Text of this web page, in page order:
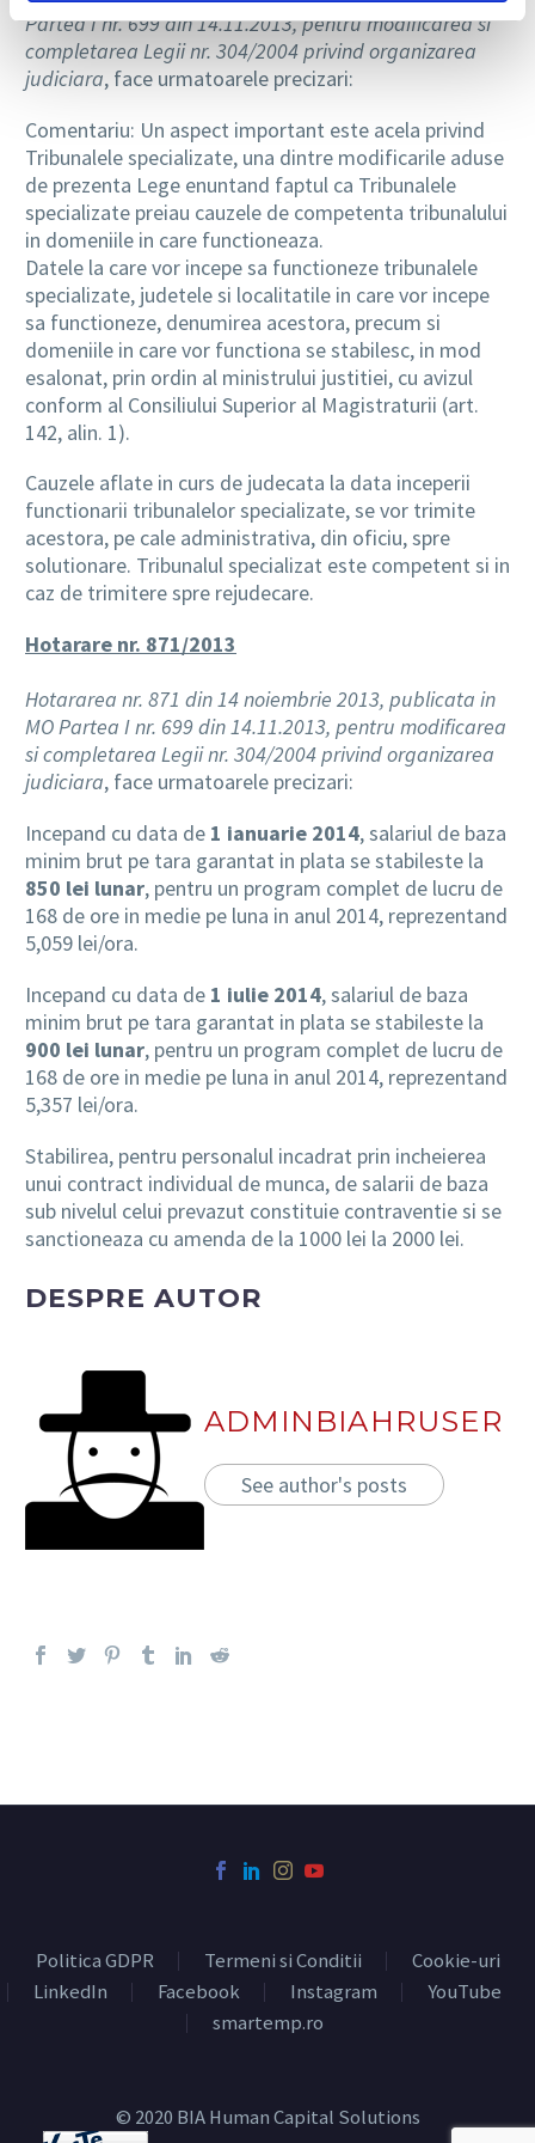
Partea I nr. 699 din 14.11.2013, pentru modificarea si
completarea Legii nr. 304/2004 privind organizarea
judiciara, face urmatoarele precizari:
Comentariu: Un aspect important este acela privind
Tribunalele specializate, una dintre modificarile aduse
de prezenta Lege enuntand faptul ca Tribunalele
specializate preiau cauzele de competenta tribunalului
in domeniile in care functioneaza.
Datele la care vor incepe sa functioneze tribunalele
specializate, judetele si localitatile in care vor incepe
sa functioneze, denumirea acestora, precum si
domeniile in care vor functiona se stabilesc, in mod
esalonat, prin ordin al ministrului justitiei, cu avizul
conform al Consiliului Superior al Magistraturii (art.
142, alin. 1).
Cauzele aflate in curs de judecata la data inceperii
functionarii tribunalelor specializate, se vor trimite
acestora, pe cale administrativa, din oficiu, spre
solutionare. Tribunalul specializat este competent si in
caz de trimitere spre rejudecare.
Hotarare nr. 871/2013
Hotararea nr. 871 din 14 noiembrie 2013, publicata in
MO Partea I nr. 699 din 14.11.2013, pentru modificarea
si completarea Legii nr. 304/2004 privind organizarea
judiciara, face urmatoarele precizari:
Incepand cu data de 1 ianuarie 2014, salariul de baza
minim brut pe tara garantat in plata se stabileste la
850 lei lunar, pentru un program complet de lucru de
168 de ore in medie pe luna in anul 2014, reprezentand
5,059 lei/ora.
Incepand cu data de 1 iulie 2014, salariul de baza
minim brut pe tara garantat in plata se stabileste la
900 lei lunar, pentru un program complet de lucru de
168 de ore in medie pe luna in anul 2014, reprezentand
5,357 lei/ora.
Stabilirea, pentru personalul incadrat prin incheierea
unui contract individual de munca, de salarii de baza
sub nivelul celui prevazut constituie contraventie si se
sanctioneaza cu amenda de la 1000 lei la 2000 lei.
DESPRE AUTOR
ADMINBIAHRUSER
See author's posts
Politica GDPR Termeni si Conditii
Cookie-uri
LinkedIn
Facebook Instagram
YouTube
smartemp.ro
© 2020 BIA Human Capital Solutions